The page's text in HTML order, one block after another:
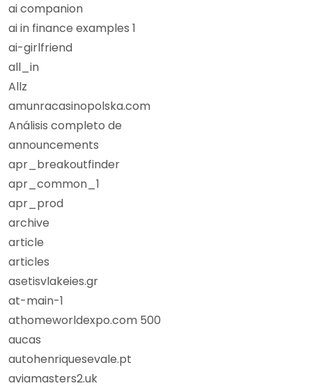
ai companion
ai in finance examples 1
ai-girlfriend
all_in
Allz
amunracasinopolska.com
Análisis completo de
announcements
apr_breakoutfinder
apr_common_1
apr_prod
archive
article
articles
asetisvlakeies.gr
at-main-1
athomeworldexpo.com 500
aucas
autohenriquesevale.pt
aviamasters2.uk